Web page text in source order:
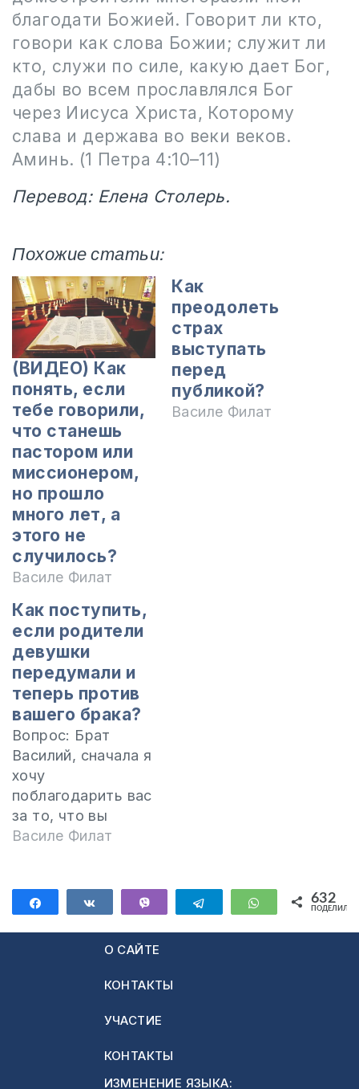
благодати Божией. Говорит ли кто,
говори как слова Божии; служит ли
кто, служи по силе, какую дает Бог,
дабы во всем прославлялся Бог
через Иисуса Христа, Которому
слава и держава во веки веков.
Аминь. (1 Петра 4:10–11)
Перевод: Елена Столерь.
Похожие статьи:
(ВИДЕО) Как
понять, если
тебе говорили,
что станешь
пастором или
миссионером,
но прошло
много лет, а
этого не
случилось?
Василе Филат
Как
преодолеть
страх
выступать
перед
публикой?
Василе Филат
Как поступить,
если родители
девушки
передумали и
теперь против
вашего брака?
Вопрос: Брат
Василий, сначала я
хочу
поблагодарить вас
за то, что вы
служите Богу и
нуждается. Пусть
Он благословит
вас и наделит вас
мудростью свыше.
вы давали людям,
и нередко тоже
Василе Филат
ПоделитьсяПоделиться Telegram WhatsApp
632
О САЙТЕ
КОНТАКТЫ
УЧАСТИЕ
КОНТАКТЫ
ИЗМЕНЕНИЕ ЯЗЫКА: